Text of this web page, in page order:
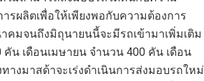
รผลิตเพื่อให้เพียงพอกับความต้องการ
คมจนถึงมิถุนายนนี้จะมีรถเข้ามาเพิ่มเติม
น เดือนเมษายน จำนวน 400 คัน เดือน
งมาสด้าจะเร่งดำเนินการส่งมอบรถใหม่